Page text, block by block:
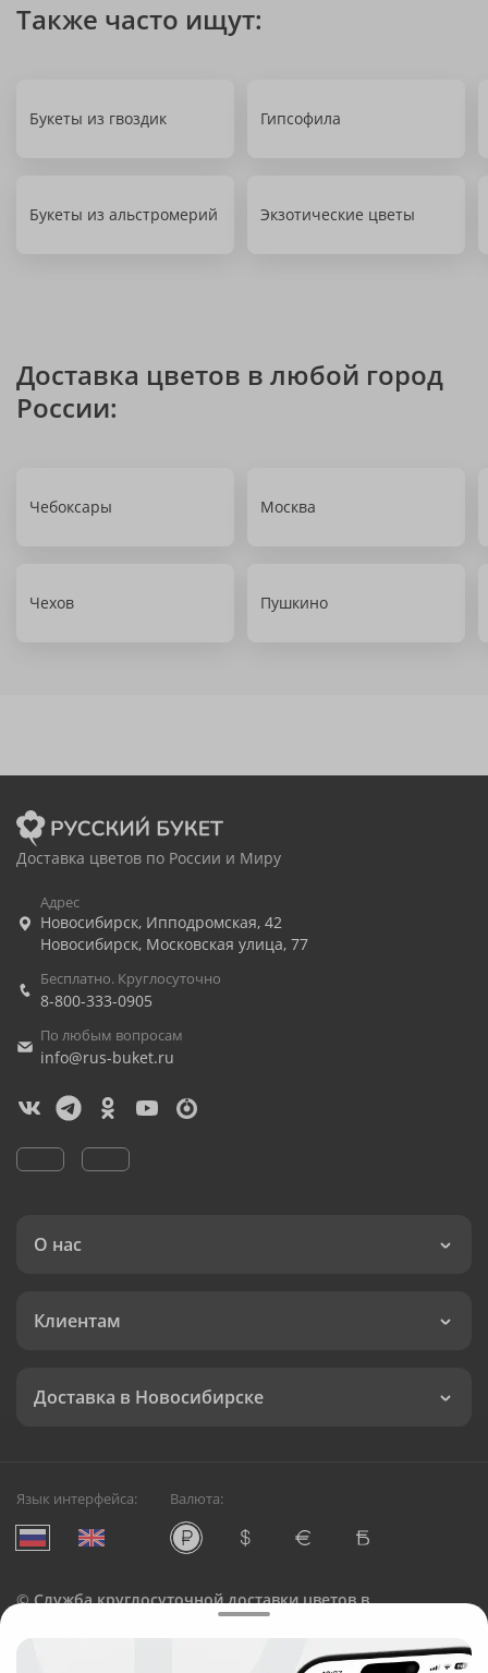
Также часто ищут:
Букеты из гвоздик Гипсофила
Букеты из альстромерий Экзотические цветы
Доставка цветов в любой город
России:
Чебоксары Москва
Чехов Пушкино
Доставка цветов по России и Миру
Адрес
Новосибирск, Ипподромская, 42
Новосибирск, Московская улица, 77
Бесплатно. Круглосуточно
8-800-333-0905
По любым вопросам
info@rus-buket.ru
О нас
Клиентам
Доставка в Новосибирске
Язык интерфейса: Валюта:
©Служба круглосуточной доставки цветов в
Русский Букет, 2026